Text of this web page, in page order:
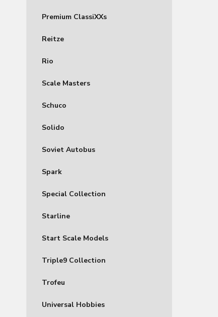
Premium ClassiXXs
Reitze
Rio
Scale Masters
Schuco
Solido
Soviet Autobus
Spark
Special Collection
Starline
Start Scale Models
Triple9 Collection
Trofeu
Universal Hobbies